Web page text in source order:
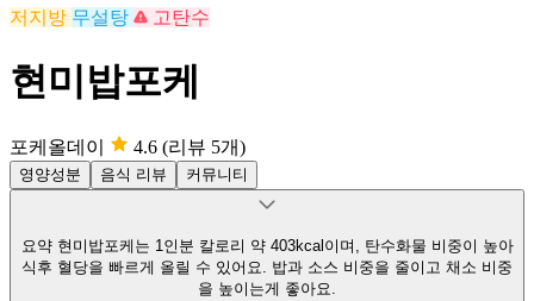
저지방 무설탕 고탄수
현미밥포케
포케올데이 4.6 (리뷰 5개)
영양성분 음식 리뷰 커뮤니티
요약 현미밥포케는 1인분 칼로리 약 403kcal이며, 탄수화물 비중이 높아
식후 혈당을 빠르게 올릴 수 있어요. 밥과 소스 비중을 줄이고 채소 비중
을 높이는게 좋아요.